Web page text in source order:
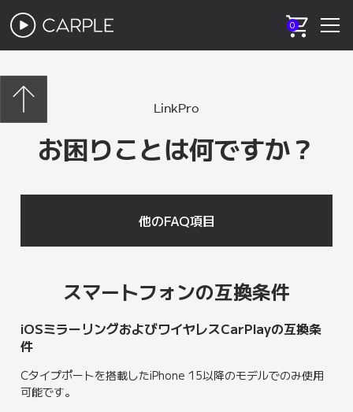
0
LinkPro
お困りことは何ですか？
他のFAQ項目
スマートフォンの互換条件
iOSミラーリングおよびワイヤレスCarPlayの互換条
件
Cタイプポートを搭載したiPhone 15以降のモデルでのみ使用
可能です。